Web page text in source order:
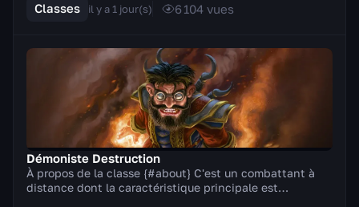
Classes il y a 1 jour(s) 6 104 vues
Démoniste Destruction
À propos de la classe {#about} C'est un combattant à
distance dont la caractéristique principale est